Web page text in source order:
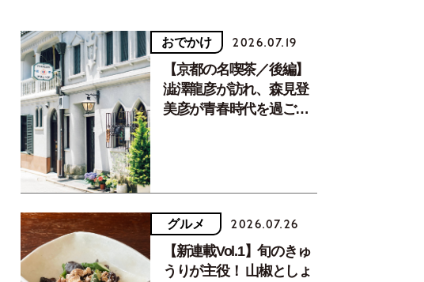
おでかけ 2026.07.19
【京都の名喫茶／後編】
澁澤龍彦が訪れ、森見登
美彦が青春時代を過ごし
グルメ 2026.07.26
【新連載Vol.1】旬のきゅ
うりが主役！ 山椒としょ